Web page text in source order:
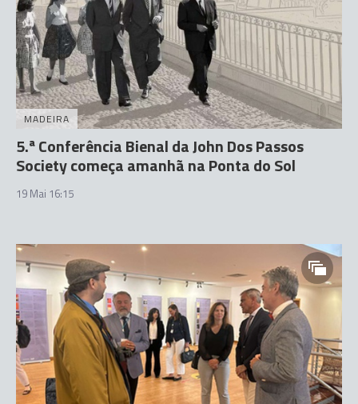
MADEIRA
5.ª Conferência Bienal da John Dos Passos
Society começa amanhã na Ponta do Sol
19 Mai 16:15